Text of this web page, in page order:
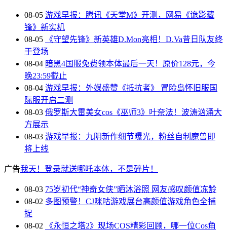
08-05 游戏早报：腾讯《天堂M》开测，网易《诡影藏
锋》新实机
08-05
《守望先锋》新英雄D.Mon亮相！D.Va昔日队友终
于登场
08-04 暗黑4国服免费领本体最后一天！原价128元，今
晚23:59截止
08-04 游戏早报：外媒盛赞《抵抗者》 冒险岛怀旧服国
际服开启二测
08-03 俄罗斯大雷美女cos《巫师3》叶奈法！波涛汹涌大
方展示
08-03 游戏早报：九阴新作细节曝光，粉丝自制魔兽即
将上线
广告我天！登录就送哪吒本体，不是碎片！
08-03 75岁初代“神奇女侠”晒沐浴照 网友感叹颜值冻龄
08-02 多图预警！CJ咪咕游戏展台高颜值游戏角色全捕
捉
08-02
《永恒之塔2》现场COS精彩回顾，哪一位Cos角